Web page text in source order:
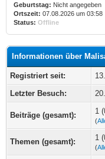
Geburtstag: Nicht angegeben
Ortszeit: 07.08.2026 um 03:58
Status: Offline
Informationen über
Registriert seit:
Letzter Besuch:
Beiträge (gesamt): 1
(
Themen (gesamt): 1
(